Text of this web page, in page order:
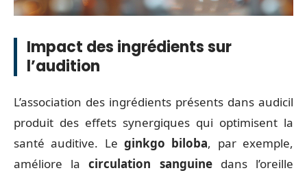
Impact des ingrédients sur
l’audition
L’association des ingrédients présents dans audicil
produit des effets synergiques qui optimisent la
santé auditive. Le ginkgo biloba, par exemple,
améliore lacirculation sanguinedans l’oreille